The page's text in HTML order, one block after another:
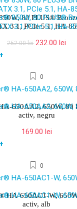
80 PLUS®
3.1, PCIe 5.1, HA-
252.00lei Prețul
252.00 lei.
232.00 lei
+
0
650AA2, 650W, 80
activ, negru
169.00 lei
+
0
HA-650AC1-W,
activ, alb